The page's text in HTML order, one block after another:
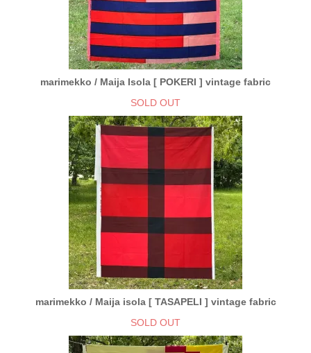
marimekko / Maija Isola [ POKERI ] vintage fabric
SOLD OUT
marimekko / Maija isola [ TASAPELI ] vintage fabric
SOLD OUT